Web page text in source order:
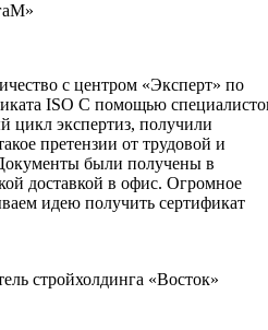
с центром «Эксперт» по
ISO С помощью
цикл экспертиз, получили
претензии от трудовой и
были получены в
доставкой в офис. Огромное
идею получить сертификат
стройхолдинга «Восток»